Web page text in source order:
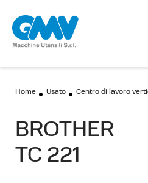
Home Usato Centro di lavoro
BROTHER
TC 221